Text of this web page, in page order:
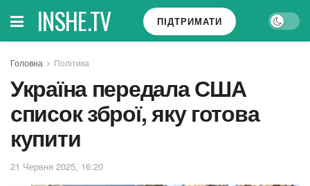
INSHE.TV ПІДТРИМАТИ
Головна Політика
Україна передала США
список зброї, яку готова
купити
21 Червня 2025, 16:20